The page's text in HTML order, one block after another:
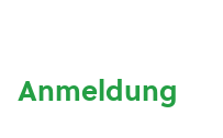
Anmeldung